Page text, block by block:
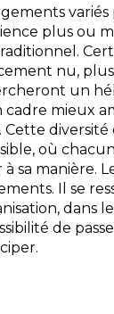
plus ou
nu,
un
mieux
Cette
où
sa manière.
Il se
dans
de